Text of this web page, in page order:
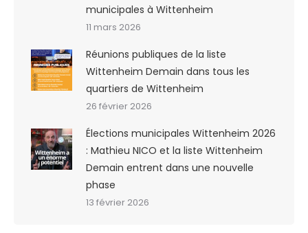
municipales à Wittenheim
11 mars 2026
Réunions publiques de la liste
Wittenheim Demain dans tous les
quartiers de Wittenheim
26 février 2026
Élections municipales Wittenheim 2026
: Mathieu NICO et la liste Wittenheim
Demain entrent dans une nouvelle
phase
13 février 2026